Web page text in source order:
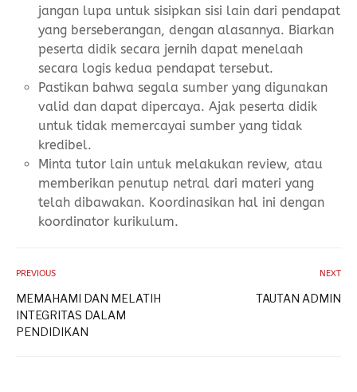
jangan lupa untuk sisipkan sisi lain dari pendapat
yang berseberangan, dengan alasannya. Biarkan
peserta didik secara jernih dapat menelaah
secara logis kedua pendapat tersebut.
Pastikan bahwa segala sumber yang digunakan
valid dan dapat dipercaya. Ajak peserta didik
untuk tidak memercayai sumber yang tidak
kredibel.
Minta tutor lain untuk melakukan review, atau
memberikan penutup netral dari materi yang
telah dibawakan. Koordinasikan hal ini dengan
koordinator kurikulum.
PREVIOUS
MEMAHAMI DAN MELATIH
INTEGRITAS DALAM
PENDIDIKAN
NEXT
TAUTAN ADMIN